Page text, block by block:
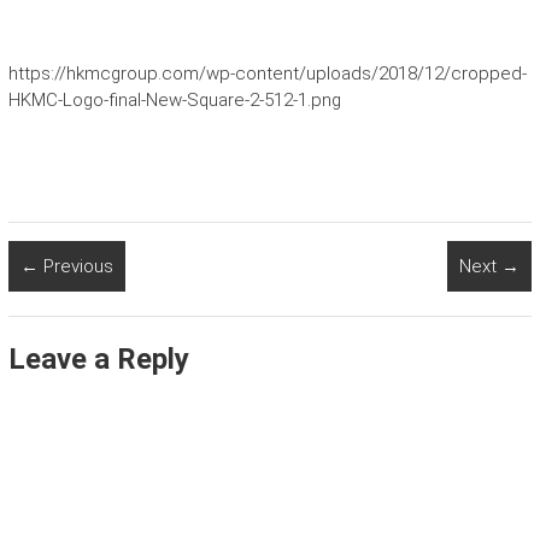
https://hkmcgroup.com/wp-content/uploads/2018/12/cropped-
HKMC-Logo-final-New-Square-2-512-1.png
← Previous Next →
Leave a Reply